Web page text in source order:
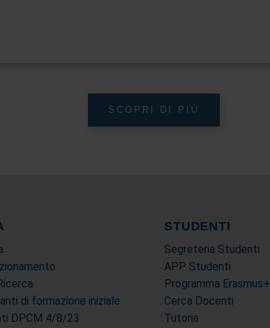
SCOPRI DI PIÙ
di formazione iniziale
DPCM 4/8/23
STUDENTI
Segreteria Studenti
APP Studenti
Programma Erasmus+
Cerca Docenti
Tutoria